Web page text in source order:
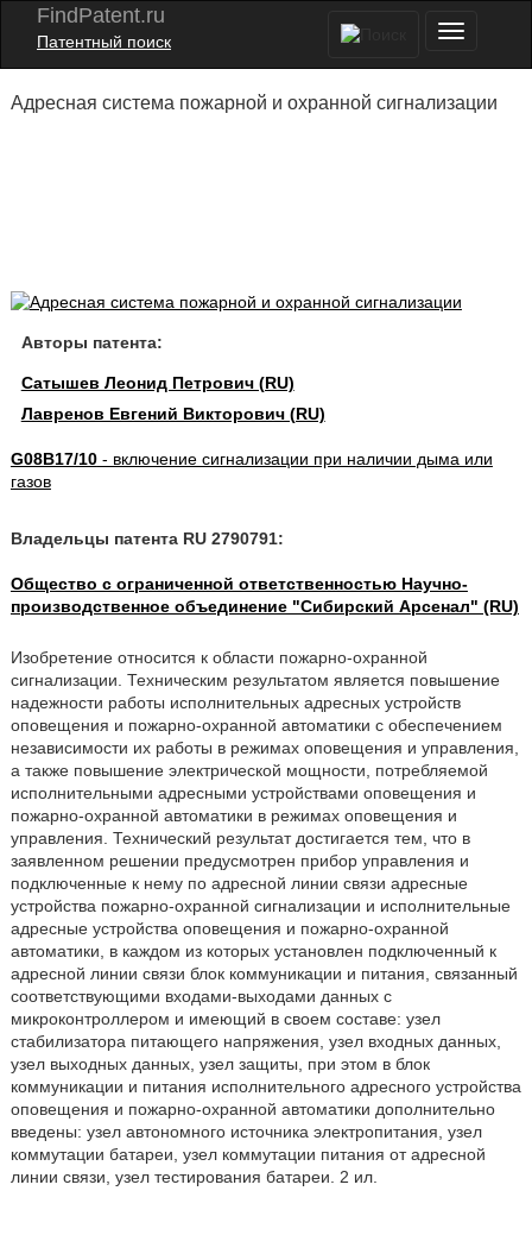
FindPatent.ru
Патентный поиск
Адресная система пожарной и охранной сигнализации
Авторы патента:
Сатышев Леонид Петрович (RU)
Лавренов Евгений Викторович (RU)
G08B17/10- включение сигнализации при наличии дыма или
газов
Владельцы патента RU 2790791:
Общество с ограниченной ответственностью Научно-
производственное объединение "Сибирский Арсенал" (RU)
Изобретение относится к области пожарно-охранной
сигнализации. Техническим результатом является повышение
надежности работы исполнительных адресных устройств
оповещения и пожарно-охранной автоматики с обеспечением
независимости их работы в режимах оповещения и управления,
а также повышение электрической мощности, потребляемой
исполнительными адресными устройствами оповещения и
пожарно-охранной автоматики в режимах оповещения и
управления. Технический результат достигается тем, что в
заявленном решении предусмотрен прибор управления и
подключенные к нему по адресной линии связи адресные
устройства пожарно-охранной сигнализации и исполнительные
адресные устройства оповещения и пожарно-охранной
автоматики, в каждом из которых установлен подключенный к
адресной линии связи блок коммуникации и питания, связанный
соответствующими входами-выходами данных с
микроконтроллером и имеющий в своем составе: узел
стабилизатора питающего напряжения, узел входных данных,
узел выходных данных, узел защиты, при этом в блок
коммуникации и питания исполнительного адресного устройства
оповещения и пожарно-охранной автоматики дополнительно
введены: узел автономного источника электропитания, узел
коммутации батареи, узел коммутации питания от адресной
линии связи, узел тестирования батареи. 2 ил.